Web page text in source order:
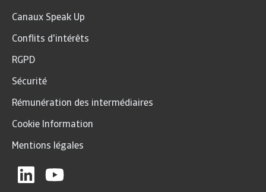
Canaux Speak Up
Conflits d'intérêts
RGPD
Sécurité
Rémunération des intermédiaires
Cookie Information
Mentions légales